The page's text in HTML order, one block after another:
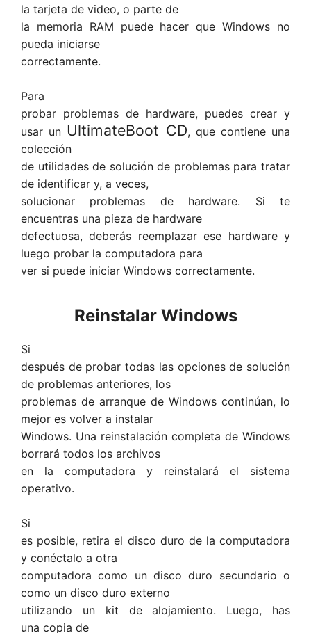
la tarjeta de video, o parte de
la memoria RAM puede hacer que Windows no
pueda iniciarse
correctamente.
Para
probar problemas de hardware, puedes crear y
usar un UltimateBoot CD, que contiene una
colección
de utilidades de solución de problemas para tratar
de identificar y, a veces,
solucionar problemas de hardware. Si te
encuentras una pieza de hardware
defectuosa, deberás reemplazar ese hardware y
luego probar la computadora para
ver si puede iniciar Windows correctamente.
Reinstalar Windows
Si
después de probar todas las opciones de solución
de problemas anteriores, los
problemas de arranque de Windows continúan, lo
mejor es volver a instalar
Windows. Una reinstalación completa de Windows
borrará todos los archivos
en la computadora y reinstalará el sistema
operativo.
Si
es posible, retira el disco duro de la computadora
y conéctalo a otra
computadora como un disco duro secundario o
como un disco duro externo
utilizando un kit de alojamiento. Luego, has
una copia de